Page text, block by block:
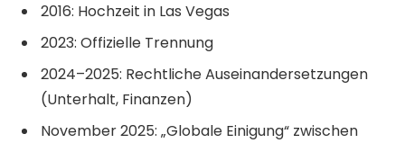
2016: Hochzeit in Las Vegas
2023: Offizielle Trennung
2024–2025: Rechtliche Auseinandersetzungen
(Unterhalt, Finanzen)
November 2025: „Globale Einigung“ zwischen